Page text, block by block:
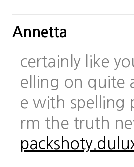
Annetta
certainly like
elling on quite
e with spelling
rm the truth